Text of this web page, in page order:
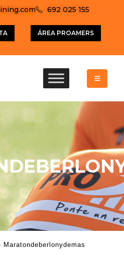
692 025 155
ÁREA PROAMERS
Maratondeberlonydemas